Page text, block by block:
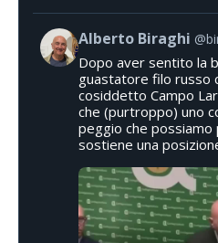
Alberto Biraghi
Dopo aver sentito la
guastatore filo russo
cosiddetto Campo
che (purtroppo) uno
peggio che
sostiene una